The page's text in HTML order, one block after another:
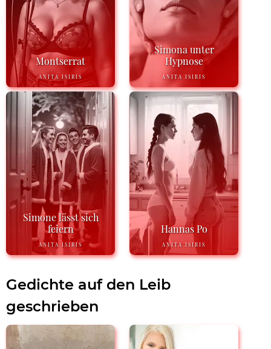
Montserrat
ANITA ISIRIS
Simona unter
Hypnose
ANITA ISIRIS
Simone lässt sich
feiern
ANITA ISIRIS
Hannas Po
ANITA ISIRIS
Gedichte auf den Leib
geschrieben